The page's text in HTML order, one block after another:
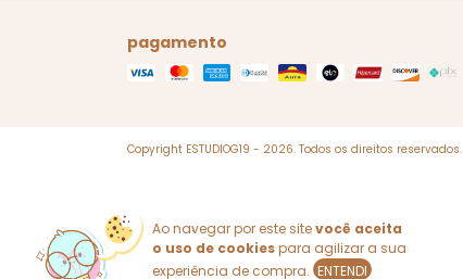
Ao navegar por este sitevocê aceita
o uso de cookiespara agilizar a sua
experiência de compra. ENTENDI
pagamento
Copyright ESTUDIOG19 - 2026. Todos os direitos reservados.